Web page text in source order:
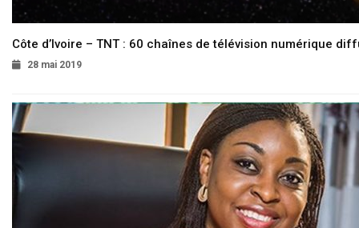
Côte d’Ivoire – TNT : 60 chaînes de télévision numérique
28 mai 2019